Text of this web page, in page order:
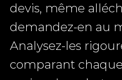
devis, même
demandez-en au
Analysez-les
comparant